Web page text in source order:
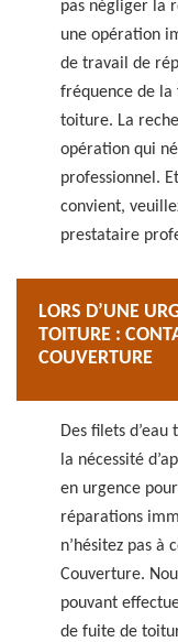
pas négliger la
une opération
de travail de
fréquence de la
toiture. La
opération qui
professionnel.
convient,
prestataire
LORS D’UNE
TOITURE :
COUVERTURE
Des filets
la nécessité
en urgence
réparations
n’hésitez pas à
Couverture.
pouvant
de fuite de